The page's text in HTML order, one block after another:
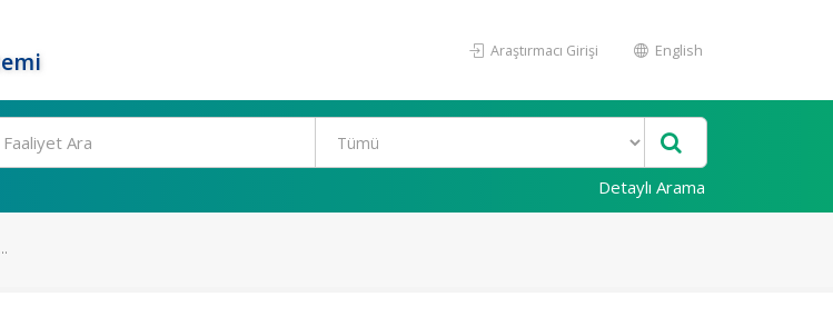
Araştırmacı Girişi English
Detaylı Arama